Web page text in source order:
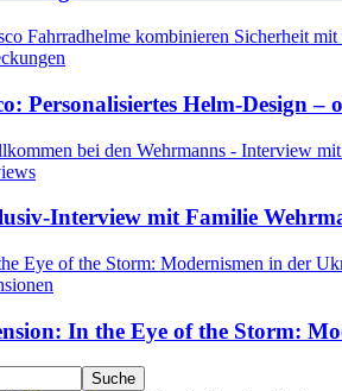
Personalisiertes Helm-Design
Interview mit Familie
In the Eye of the Storm: